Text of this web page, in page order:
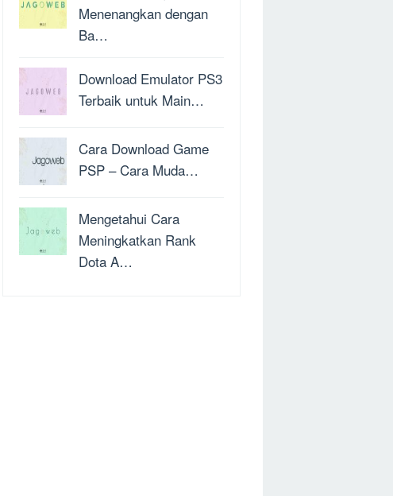
Menenangkan dengan
Ba…
Download Emulator PS3
Terbaik untuk Main…
Cara Download Game
PSP – Cara Muda…
Mengetahui Cara
Meningkatkan Rank
Dota A…